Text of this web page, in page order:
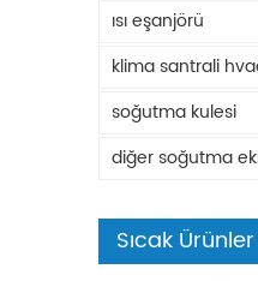
ısı eşanjörü
klima santrali
soğutma kulesi
diğer soğutma
Sıcak Ürünler